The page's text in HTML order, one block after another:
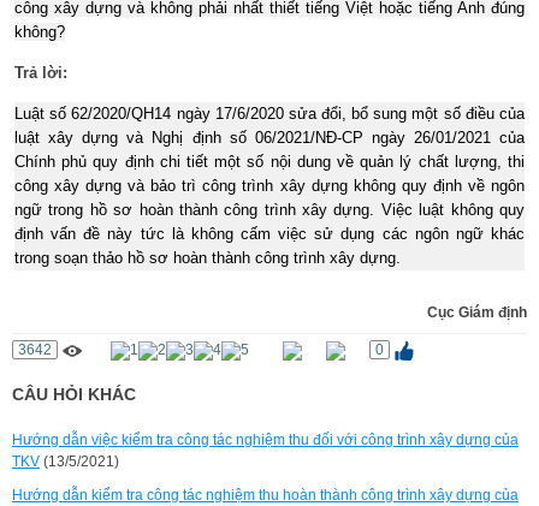
công xây dựng và không phải nhất thiết tiếng Việt hoặc tiếng Anh đúng
không?
Trả lời:
Luật số 62/2020/QH14 ngày 17/6/2020 sửa đổi, bổ sung một số điều của
luật xây dựng và Nghị định số 06/2021/NĐ-CP ngày 26/01/2021 của
Chính phủ quy định chi tiết một số nội dung về quản lý chất lượng, thi
công xây dựng và bảo trì công trình xây dựng không quy định về ngôn
ngữ trong hồ sơ hoàn thành công trình xây dựng. Việc luật không quy
định vấn đề này tức là không cấm việc sử dụng các ngôn ngữ khác
trong soạn thảo hồ sơ hoàn thành công trình xây dựng.
Cục Giám định
3642 0
CÂU HỎI KHÁC
Hướng dẫn việc kiểm tra công tác nghiệm thu đối với công trình xây dựng của
TKV (13/5/2021)
Hướng dẫn kiểm tra công tác nghiệm thu hoàn thành công trình xây dựng của